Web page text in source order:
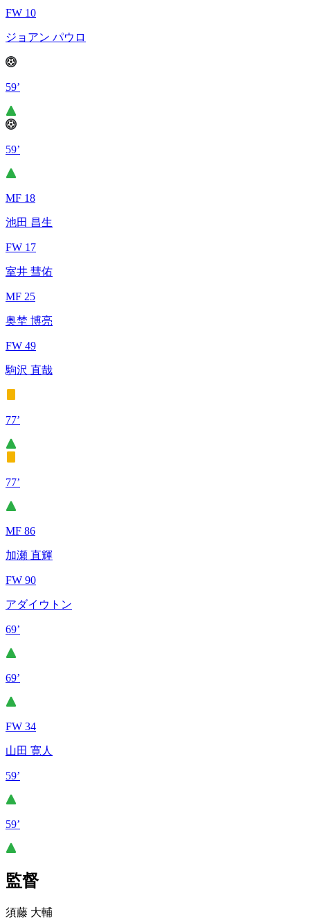
FW 10
ジョアン パウロ
59’
59’
MF 18
池田 昌生
FW 17
室井 彗佑
MF 25
奥埜 博亮
FW 49
駒沢 直哉
77’
77’
MF 86
加瀬 直輝
FW 90
アダイウトン
69’
69’
FW 34
山田 寛人
59’
59’
監督
須藤 大輔